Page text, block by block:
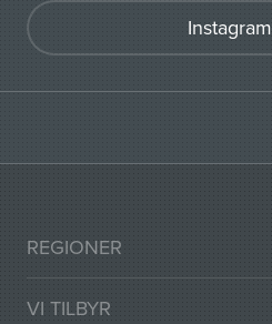
Instagram
REGIONER
VI TILBYR